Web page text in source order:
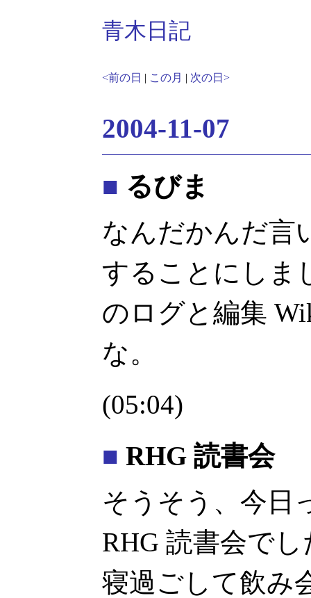
青木日記
<前の日 | この月 | 次の日>
2004-11-07
■ るびま
なんだかんだ言
することにしま
のログと編集
な。
(05:04)
■ RHG 読書会
そうそう、今日
RHG 読書会で
寝過ごして飲み